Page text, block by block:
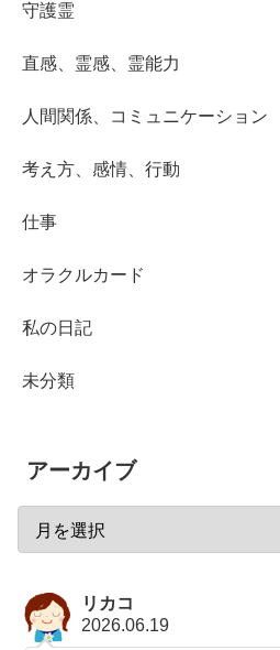
守護霊
直感、霊感、霊能力
人間関係、コミュニケーション
考え方、感情、行動
仕事
オラクルカード
私の日記
未分類
アーカイブ
リカコ
2026.06.19